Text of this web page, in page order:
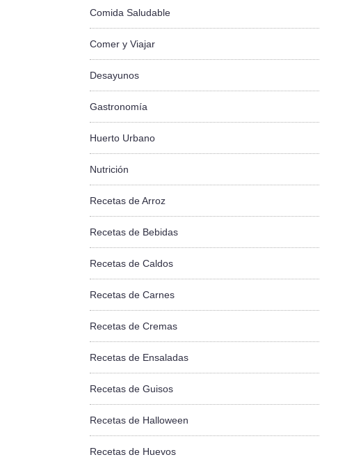
Comida Saludable
Comer y Viajar
Desayunos
Gastronomía
Huerto Urbano
Nutrición
Recetas de Arroz
Recetas de Bebidas
Recetas de Caldos
Recetas de Carnes
Recetas de Cremas
Recetas de Ensaladas
Recetas de Guisos
Recetas de Halloween
Recetas de Huevos